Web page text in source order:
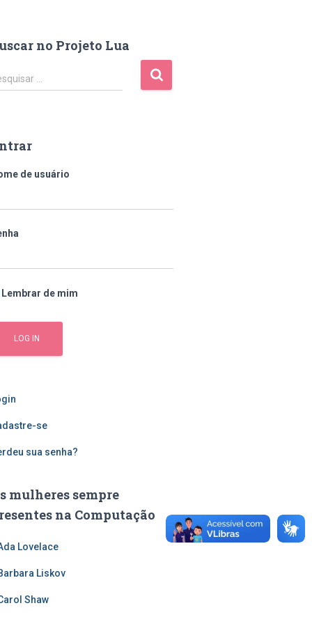
no Projeto Lua
…
de usuário
Lembrar de mim
se
sua senha?
mulheres sempre
na Computação
Lovelace
Liskov
Shaw